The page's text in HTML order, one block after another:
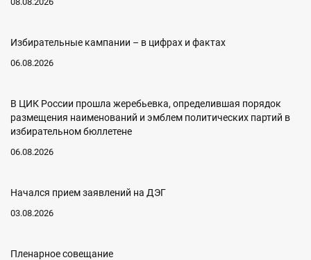
Избирательные кампании – в цифрах и фактах
06.08.2026
В ЦИК России прошла жеребьевка, определившая порядок
размещения наименований и эмблем политических партий в
избирательном бюллетене
06.08.2026
Начался прием заявлений на ДЭГ
03.08.2026
Пленарное совещание